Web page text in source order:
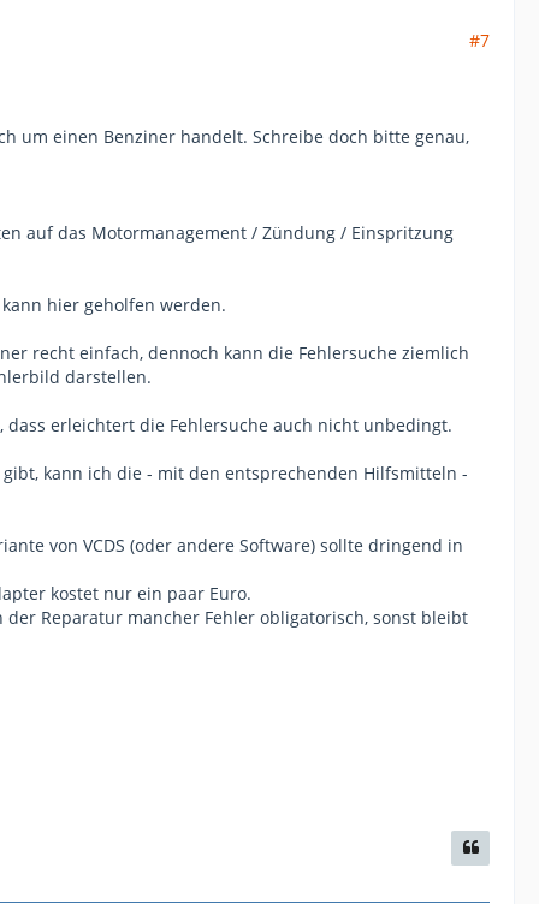
#7
um einen Benziner handelt. Schreibe doch bitte genau,
auf das Motormanagement / Zündung / Einspritzung
hier geholfen werden.
recht einfach, dennoch kann die Fehlersuche ziemlich
darstellen.
erleichtert die Fehlersuche auch nicht unbedingt.
kann ich die - mit den entsprechenden Hilfsmitteln -
von VCDS (oder andere Software) sollte dringend in
kostet nur ein paar Euro.
Reparatur mancher Fehler obligatorisch, sonst bleibt